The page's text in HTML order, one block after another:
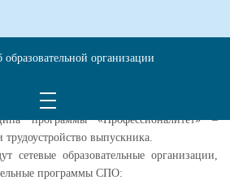
проекту «Профессионалитет».
программы «Профессионалитет» –
трудоустройство выпускника.
сетевые образовательные организации,
программы СПО:
образовательной организации